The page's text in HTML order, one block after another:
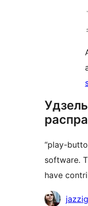
“play-
software.
have
Удзельнікі